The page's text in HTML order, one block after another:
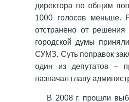
директора по общим
1000 голосов меньше.
отстранено от решения
городской думы
СУМЗ. Суть поправок
один из депутатов –
назначал главу
В 2008 г. прошли